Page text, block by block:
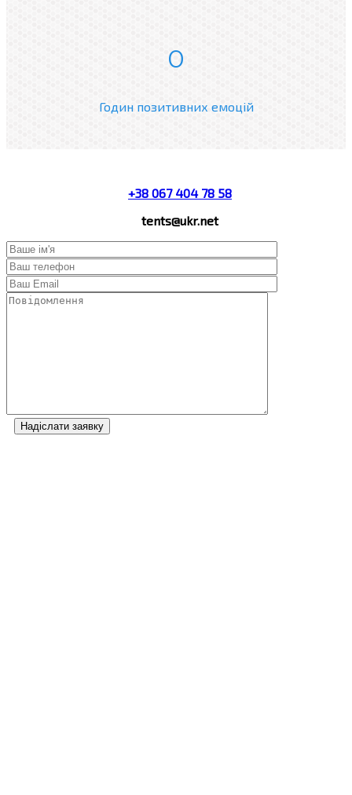
0
Годин позитивних емоцій
+38 067 404 78 58
tents@ukr.net